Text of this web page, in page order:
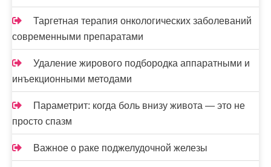
Таргетная терапия онкологических заболеваний
современными препаратами
Удаление жирового подбородка аппаратными и
инъекционными методами
Параметрит: когда боль внизу живота — это не
просто спазм
Важное о раке поджелудочной железы